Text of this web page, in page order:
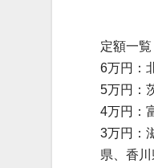
定額一覧
6万円：
5万円：
4万円：
3万円：
県、香